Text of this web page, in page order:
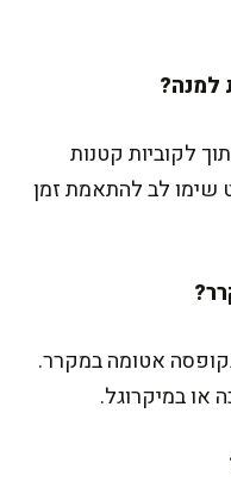
לקוביות קטנות
שימו לב להתאמת זמן
להחזיק עד 3 ימים בקופסה אטומה במקרר.
במיקרוגל.